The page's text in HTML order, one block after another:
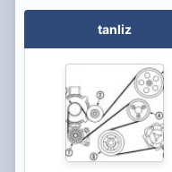
tanliz